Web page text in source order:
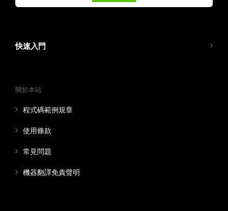
快速入門
關於本站
程式碼範例規章
使用條款
常見問題
機器翻譯免責聲明